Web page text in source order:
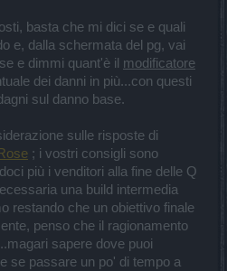
basta che mi dici se e quali
e, dalla schermata del pg, vai
e dimmi quant'è il modificatore
dei danni in più...con questi
sul danno base.
sulle risposte di
; i vostri consigli sono
più i venditori alla fine delle Q
una build intermedia
restando che un obiettivo finale
penso che il ragionamento
sapere dove puoi
se passare un po' di tempo a